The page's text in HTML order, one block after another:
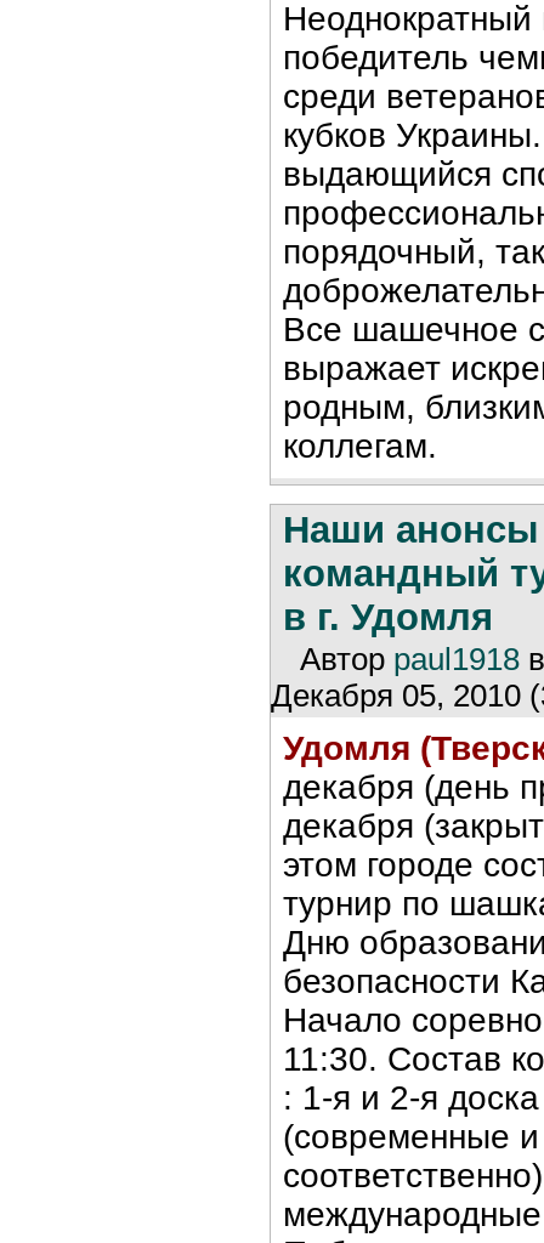
Неоднократный
победитель
среди
кубков
выдающийся
порядочный,
Все шашечное
выражает
родным,
коллегам.
Наши анонсы
командный
в г. Удомля
Автор paul1918
Декабря 05, 2010
Удомля
декабря (день
декабря
этом городе
турнир по
Дню
безопасности
Начало
11:30. Состав
: 1-я и 2-я
(современные и